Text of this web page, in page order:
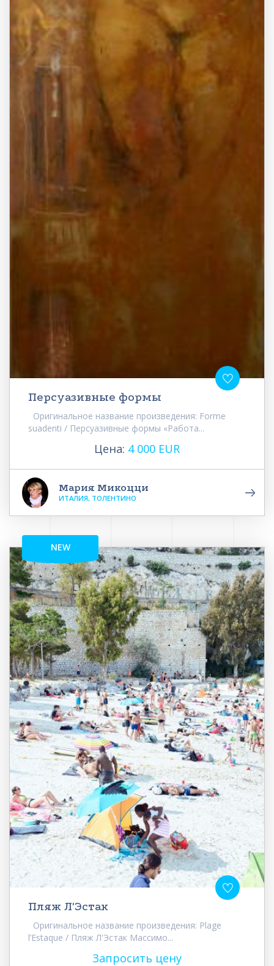
Персуазивные формы
Оригинальное название произведения: Forme
suadenti / Персуазивные формы «Работа...
Цена: 4 000 EUR
Мария Микоцци
ИТАЛИЯ, ТОЛЕНТИНО
NEW
Пляж Л'Эстак
Оригинальное название произведения: Plage
l’Estaque / Пляж Л'Эстак Массимо...
Запросить цену